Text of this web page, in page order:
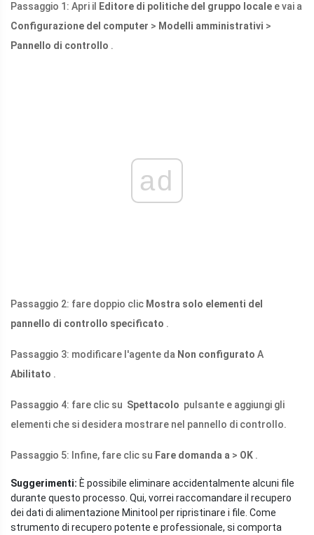
Passaggio 1: Apri il Editore di politiche del gruppo locale e vai a
Configurazione del computer > Modelli amministrativi >
Pannello di controllo .
ad
Passaggio 2: fare doppio clic Mostra solo elementi del
pannello di controllo specificato .
Passaggio 3: modificare l'agente da Non configurato A
Abilitato .
Passaggio 4: fare clic su Spettacolo pulsante e aggiungi gli
elementi che si desidera mostrare nel pannello di controllo.
Passaggio 5: Infine, fare clic su Fare domanda a > OK .
Suggerimenti: È possibile eliminare accidentalmente alcuni file
durante questo processo. Qui, vorrei raccomandare il recupero
dei dati di alimentazione Minitool per ripristinare i file. Come
strumento di recupero potente e professionale, si comporta